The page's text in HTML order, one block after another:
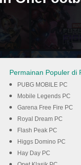
Permainan Populer di
PUBG MOBILE PC
Mobile Legends PC
Garena Free Fire PC
Royal Dream PC
Flash Peak PC
Higgs Domino PC
Hay Day PC